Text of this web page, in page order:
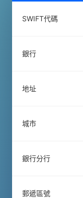
SWIFT代碼
銀行
地址
城市
銀行分行
郵遞區號